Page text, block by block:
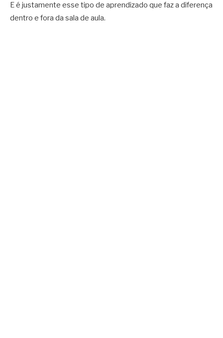
E é justamente esse tipo de aprendizado que faz a diferença
dentro e fora da sala de aula.